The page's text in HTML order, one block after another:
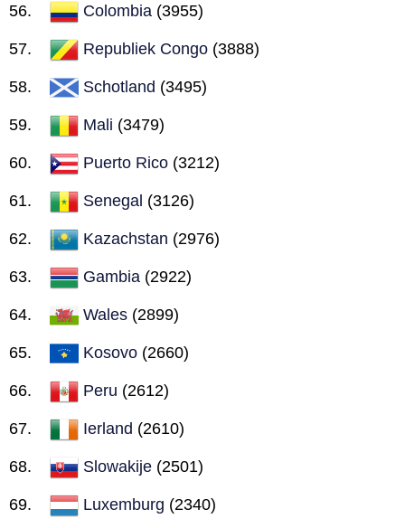
Colombia (3955)
Republiek Congo (3888)
Schotland (3495)
Mali (3479)
Puerto Rico (3212)
Senegal (3126)
Kazachstan (2976)
Gambia (2922)
Wales (2899)
Kosovo (2660)
Peru (2612)
Ierland (2610)
Slowakije (2501)
Luxemburg (2340)